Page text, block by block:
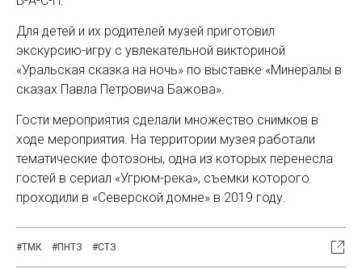
Для детей и их родителей музей приготовил
экскурсию-игру с увлекательной викториной
«Уральская сказка на ночь» по выставке «Минералы в
сказах Павла Петровича Бажова».
Гости мероприятия сделали множество снимков в
ходе мероприятия. На территории музея работали
тематические фотозоны, одна из которых перенесла
гостей в сериал «Угрюм-река», съемки которого
проходили в «Северской домне» в 2019 году.
#ТМК #ПНТЗ #СТЗ